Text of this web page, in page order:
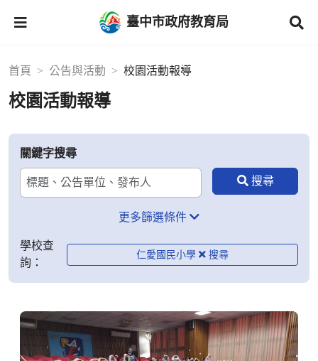
臺中市政府教育局
首頁 公告與活動 校園活動報導
校園活動報導
關鍵字搜尋
更多篩選條件
學校查
詢：
仁愛國民小學